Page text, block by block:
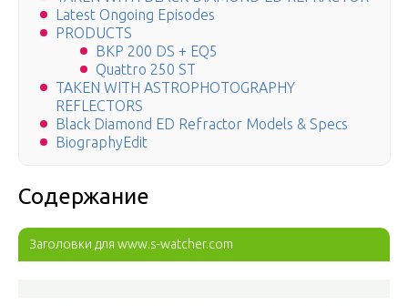
Latest Ongoing Episodes
PRODUCTS
BKP 200 DS + EQ5
Quattro 250 ST
TAKEN WITH ASTROPHOTOGRAPHY
REFLECTORS
Black Diamond ED Refractor Models & Specs
BiographyEdit
Содержание
Заголовки для www.s-watcher.com